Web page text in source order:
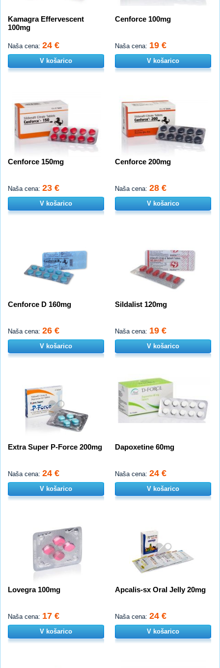
Kamagra Effervescent
100mg
Naša cena: 24 €
V košarico
Cenforce 100mg
Naša cena: 19 €
V košarico
Cenforce 150mg
Naša cena: 23 €
V košarico
Cenforce 200mg
Naša cena: 28 €
V košarico
Cenforce D 160mg
Naša cena: 26 €
V košarico
Sildalist 120mg
Naša cena: 19 €
V košarico
Extra Super P-Force 200mg
Naša cena: 24 €
V košarico
Dapoxetine 60mg
Naša cena: 24 €
V košarico
Lovegra 100mg
Naša cena: 17 €
V košarico
Apcalis-sx Oral Jelly 20mg
Naša cena: 24 €
V košarico